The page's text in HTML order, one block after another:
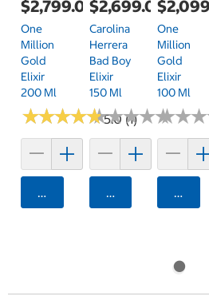
$2,799.00
One
Million
Gold
Elixir
200 Ml
★★★★★
★★★★★5.0 (1)
Agregar
$2,699.00
Carolina
Herrera
Bad Boy
Elixir
150 Ml
★★★★★
★★★★★
Agregar
One
Million
Gold
Elixir
100 Ml
★★★
★★★